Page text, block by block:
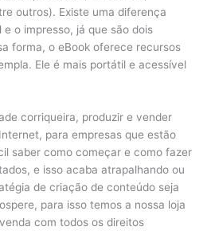
outros). Existe uma diferença
o impresso, já que são dois
forma, o eBook oferece recursos
Ele é mais portátil e acessível
corriqueira, produzir e vender
para empresas que estão
saber como começar e como fazer
e isso acaba atrapalhando ou
de criação de conteúdo seja
para isso temos a nossa loja
com todos os direitos